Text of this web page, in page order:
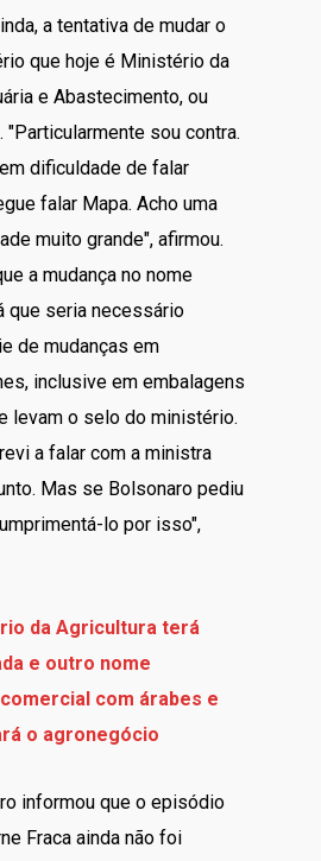
a tentativa de mudar o
que hoje é Ministério da
e Abastecimento, ou
"Particularmente sou contra.
dificuldade de falar
falar Mapa. Acho uma
muito grande", afirmou.
a mudança no nome
que seria necessário
de mudanças em
inclusive em embalagens
levam o selo do ministério.
a falar com a ministra
Mas se Bolsonaro pediu
lo por isso",
da Agricultura terá
e outro nome
com árabes e
o agronegócio
informou que o episódio
Fraca ainda não foi